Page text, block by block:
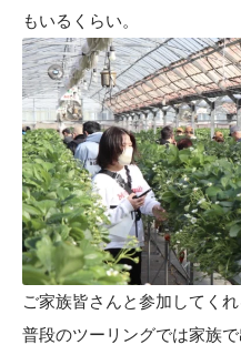
もいるくらい。
ご家族皆さんと参加してく
普段のツーリングでは家族